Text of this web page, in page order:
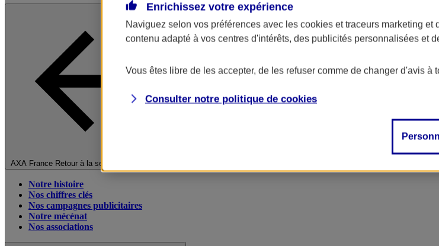
AXA France Retour à la section précédente
Notre histoire
Nos chiffres clés
Nos campagnes publicitaires
Notre mécénat
Nos associations
Enrichissez votre expérience
Naviguez selon vos préférences avec les cookies et traceurs marketing et
contenu adapté à vos centres d'intérêts, des publicités personnalisées et
Vous êtes libre de les accepter, de les refuser comme de changer d'avis à
Consulter notre politique de cookies